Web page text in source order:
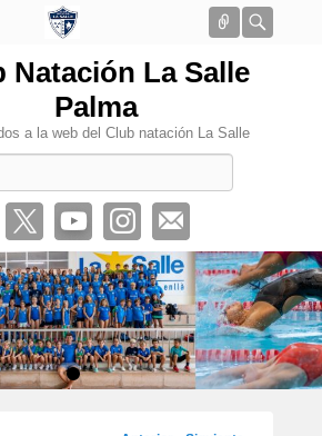
Conectar
Natación La Salle
Palma
a la web del Club natación La Salle
•